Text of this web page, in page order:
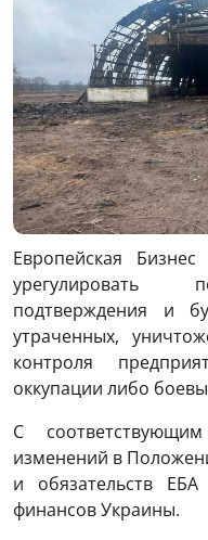
Европейская
урегулировать
подтверждения и
утраченных,
контроля
оккупации либо
С
изменений в
и обязательств
финансов Украины.